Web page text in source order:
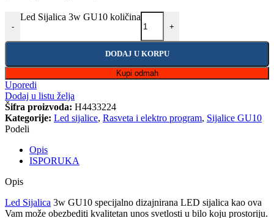
-
Led Sijalica 3w GU10 količina
+
DODAJ U KORPU
Kupi odmah
Uporedi
Dodaj u listu želja
Šifra proizvoda: H4433224
Kategorije: Led sijalice, Rasveta i elektro program, Sijalice GU10
Podeli
Opis
ISPORUKA
Opis
Led Sijalica 3w GU10 specijalno dizajnirana LED sijalica kao ova
Vam može obezbediti kvalitetan unos svetlosti u bilo koju prostoriju.